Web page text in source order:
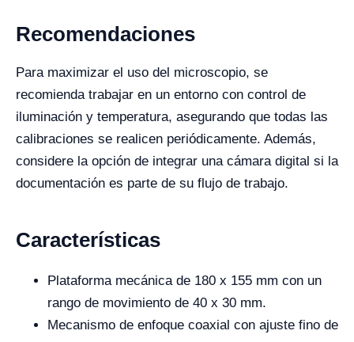
Recomendaciones
Para maximizar el uso del microscopio, se
recomienda trabajar en un entorno con control de
iluminación y temperatura, asegurando que todas las
calibraciones se realicen periódicamente. Además,
considere la opción de integrar una cámara digital si la
documentación es parte de su flujo de trabajo.
Características
Plataforma mecánica de 180 x 155 mm con un
rango de movimiento de 40 x 30 mm.
Mecanismo de enfoque coaxial con ajuste fino de